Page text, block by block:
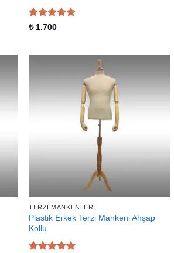
5 üzerinden
₺1.700
TERZI MANKENLERI
Plastik Erkek Terzi Mankeni Ahşap
Kollu